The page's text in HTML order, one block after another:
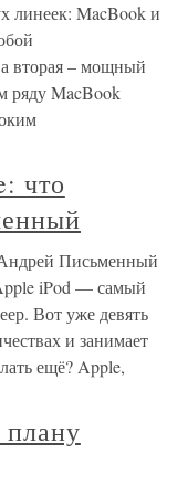
линеек: MacBook и
а вторая – мощный
ряду MacBook
что
Письменный
iPod — самый
Вот уже девять
и занимает
ещё? Apple,